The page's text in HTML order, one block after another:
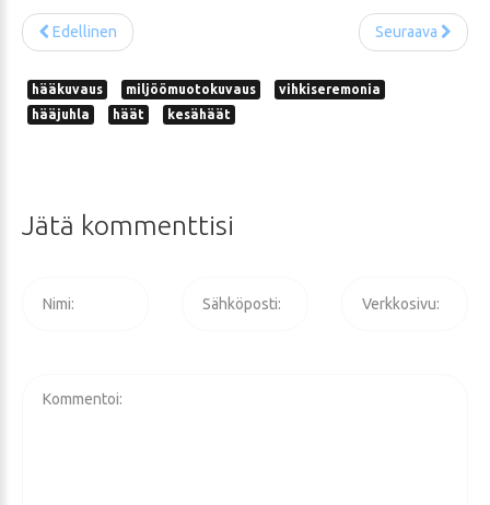
Edellinen Seuraava
hääkuvaus miljöömuotokuvaus
vihkiseremonia
hääjuhla
häät kesähäät
Jätä kommenttisi